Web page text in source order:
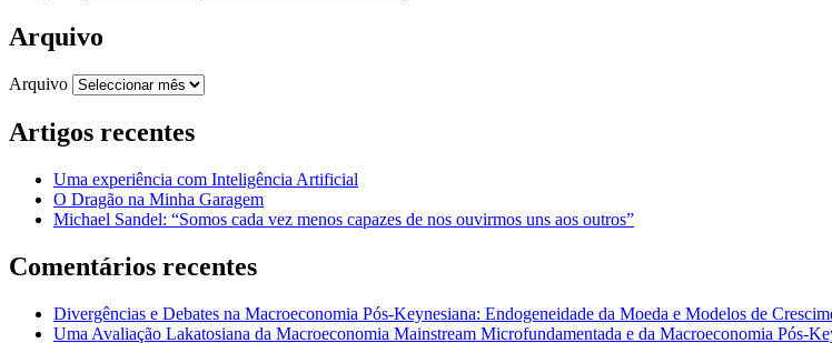
Arquivo
Arquivo
Artigos recentes
Uma experiência com Inteligência Artificial
O Dragão na Minha Garagem
Michael Sandel: “Somos cada vez menos capazes de nos ouvirmos uns aos outros”
Comentários recentes
Divergências e Debates na Macroeconomia Pós-Keynesiana: Endogeneidade da Moeda e Modelos de
Uma Avaliação Lakatosiana da Macroeconomia Mainstream Microfundamentada e da Macroeconomia Pós-